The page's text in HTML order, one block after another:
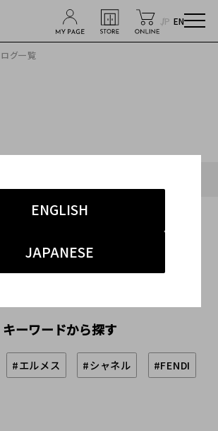
JP EN
ENGLISH
JAPANESE
グ一覧
キーワードから探す
#エルメス #シャネル #FENDI